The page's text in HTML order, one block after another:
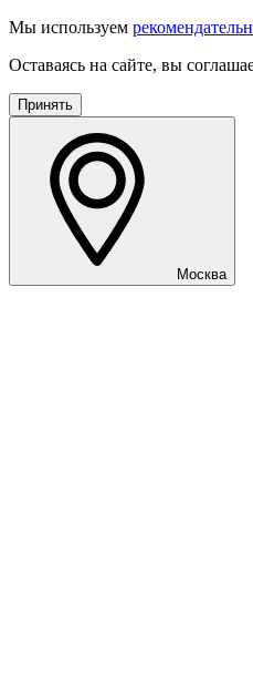
Мы используем
Оставаясь на сайте, вы
Принять
Москва